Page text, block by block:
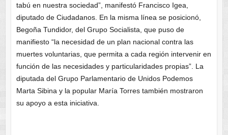
tabú en nuestra sociedad”, manifestó Francisco Igea,
diputado de Ciudadanos. En la misma línea se posicionó,
Begoña Tundidor, del Grupo Socialista, que puso de
manifiesto “la necesidad de un plan nacional contra las
muertes voluntarias, que permita a cada región intervenir en
función de las necesidades y particularidades propias”. La
diputada del Grupo Parlamentario de Unidos Podemos
Marta Sibina y la popular María Torres también mostraron
su apoyo a esta iniciativa.